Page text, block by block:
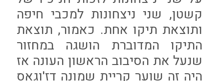
קשטן, שני ניצחונות למכבי חיפה
ותוצאת תיקו אחת. כאמור, תוצאת
התיקו המדוברת הושגה במחזור
שנעל את הסיבוב הראשון העונה אז
היה זה שוער קריית שמונה דז'וגאס